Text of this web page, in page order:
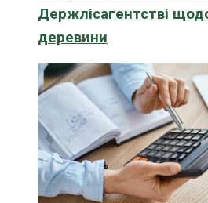
Держлісагентстві
деревини